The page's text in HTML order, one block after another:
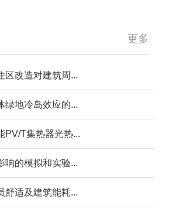
更多
区改造对建筑周...
绿地冷岛效应的...
PV/T集热器光热...
响的模拟和实验...
舒适及建筑能耗...